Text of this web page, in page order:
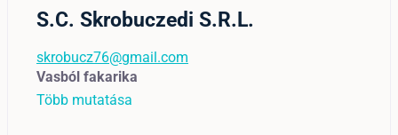
S.C. Skrobuczedi S.R.L.
skrobucz76@gmail.com
Vasból fakarika
Több mutatása